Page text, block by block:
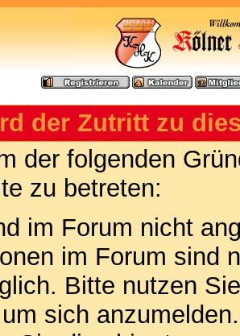
der Zutritt zu
der folgenden
zu betreten:
im Forum nicht
im Forum sind
Bitte nutzen
sich